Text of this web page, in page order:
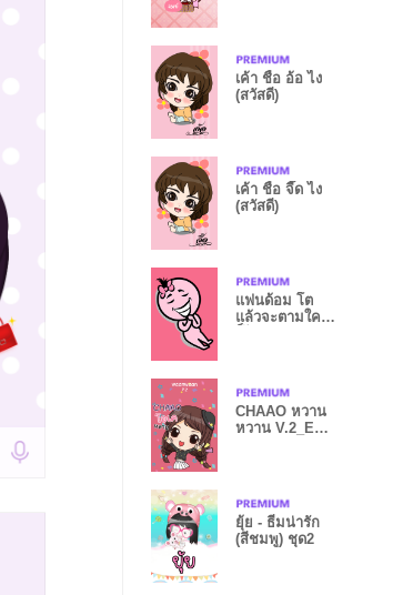
เค้า ชื่อ อ้อ ไง
(สวัสดี)
เค้า ชื่อ จี๊ด ไง
(สวัสดี)
แฟนด้อม โต
แล้วจะตามใคร
CHAAO หวาน
หวาน V.2_E
ยุ้ย - ธีมน่ารัก
(สีชมพู) ชุด2